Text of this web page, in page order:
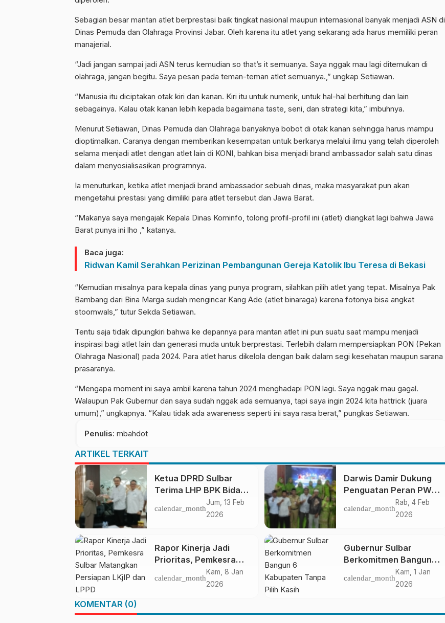
Sebagian besar mantan atlet berprestasi baik tingkat nasional maupun internasional banyak menjadi ASN di
Dinas Pemuda dan Olahraga Provinsi Jabar. Oleh karena itu atlet yang sekarang ada harus memiliki peran
manajerial.
“Jadi jangan sampai jadi ASN terus kemudian so that’s it semuanya. Saya nggak mau lagi ditemukan di
olahraga, jangan begitu. Saya pesan pada teman-teman atlet semuanya.,” ungkap Setiawan.
“Manusia itu diciptakan otak kiri dan kanan. Kiri itu untuk numerik, untuk hal-hal berhitung dan lain
sebagainya. Kalau otak kanan lebih kepada bagaimana taste, seni, dan strategi kita,” imbuhnya.
Menurut Setiawan, Dinas Pemuda dan Olahraga banyaknya bobot di otak kanan sehingga harus mampu
dioptimalkan. Caranya dengan memberikan kesempatan untuk berkarya melalui ilmu yang telah diperoleh
selama menjadi atlet dengan atlet lain di KONI, bahkan bisa menjadi brand ambassador salah satu dinas
dalam menyosialisasikan programnya.
Ia menuturkan, ketika atlet menjadi brand ambassador sebuah dinas, maka masyarakat pun akan
mengetahui prestasi yang dimiliki para atlet tersebut dan Jawa Barat.
“Makanya saya mengajak Kepala Dinas Kominfo, tolong profil-profil ini (atlet) diangkat lagi bahwa Jawa
Barat punya ini lho ,” katanya.
Baca juga:
Ridwan Kamil Serahkan Perizinan Pembangunan Gereja Katolik Ibu Teresa di Bekasi
“Kemudian misalnya para kepala dinas yang punya program, silahkan pilih atlet yang tepat. Misalnya Pak
Bambang dari Bina Marga sudah mengincar Kang Ade (atlet binaraga) karena fotonya bisa angkat
stoomwals,” tutur Sekda Setiawan.
Tentu saja tidak dipungkiri bahwa ke depannya para mantan atlet ini pun suatu saat mampu menjadi
inspirasi bagi atlet lain dan generasi muda untuk berprestasi. Terlebih dalam mempersiapkan PON (Pekan
Olahraga Nasional) pada 2024. Para atlet harus dikelola dengan baik dalam segi kesehatan maupun sarana
prasaranya.
“Mengapa moment ini saya ambil karena tahun 2024 menghadapi PON lagi. Saya nggak mau gagal.
Walaupun Pak Gubernur dan saya sudah nggak ada semuanya, tapi saya ingin 2024 kita hattrick (juara
umum),” ungkapnya. “Kalau tidak ada awareness seperti ini saya rasa berat,” pungkas Setiawan.
Penulis: mbahdot
ARTIKEL TERKAIT
Ketua DPRD Sulbar
Terima LHP BPK Bidang
Ketahanan Pangan
calendar_month
Jum, 13 Feb
2026
Darwis Damir Dukung
Penguatan Peran PW
Muslimat NU di Era
Modern
calendar_month
Rab, 4 Feb
2026
Rapor Kinerja Jadi
Prioritas, Pemkesra
Sulbar Matangkan
Persiapan LKjIP dan
calendar_month
Kam, 8 Jan
2026
Gubernur Sulbar
Berkomitmen Bangun 6
Kabupaten Tanpa Pilih
Kasih
calendar_month
Kam, 1 Jan
2026
KOMENTAR (0)